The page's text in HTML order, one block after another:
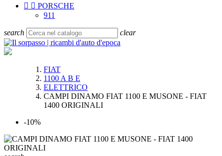
  PORSCHE
911
search clear
FIAT
1100 A B E
ELETTRICO
CAMPI DINAMO FIAT 1100 E MUSONE - FIAT
1400 ORIGINALI
-10%